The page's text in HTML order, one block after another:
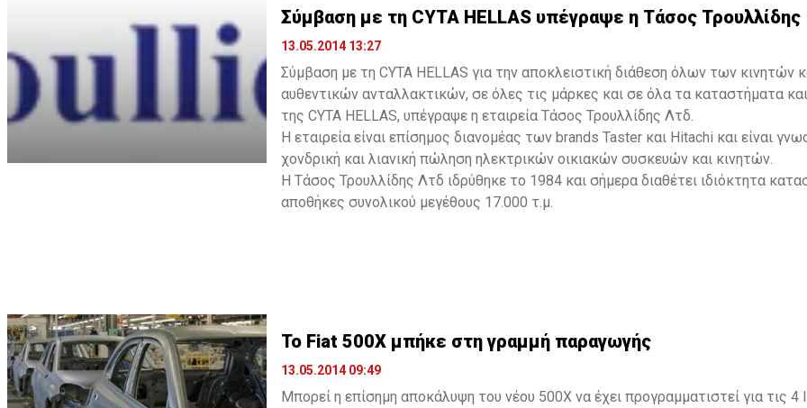
Σύμβαση με τη CYTA HELLAS υπέγραψε η Τάσος Τρουλλίδης
13.05.2014 13:27
Σύμβαση με τη CYTA HELLAS για την αποκλειστική διάθεση όλων των κινητών
αυθεντικών ανταλλακτικών, σε όλες τις μάρκες και σε όλα τα καταστήματα και
της CYTA HELLAS, υπέγραψε η εταιρεία Τάσος Τρουλλίδης Λτδ.
Η εταιρεία είναι επίσημος διανομέας των brands Taster και Hitachi και είναι
χονδρική και λιανική πώληση ηλεκτρικών οικιακών συσκευών και κινητών.
Η Τάσος Τρουλλίδης Λτδ ιδρύθηκε το 1984 και σήμερα διαθέτει ιδιόκτητα
αποθήκες συνολικού μεγέθους 17.000 τ.μ.
To Fiat 500X μπήκε στη γραμμή παραγωγής
13.05.2014 09:49
Μπορεί η επίσημη αποκάλυψη του νέου 500Χ να έχει προγραμματιστεί για τις 4